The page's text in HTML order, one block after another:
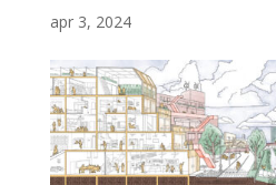
apr 3, 2024